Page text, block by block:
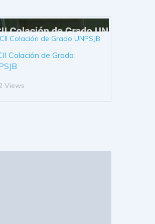
Colación de Grado
Views